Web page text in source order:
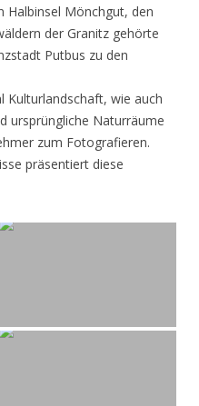
Halbinsel Mönchgut, den
der Granitz gehörte
Putbus zu den
Kulturlandschaft, wie auch
ursprüngliche Naturräume
zum Fotografieren.
präsentiert diese